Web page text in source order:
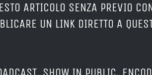
ARTICOLO SENZA PREVIO
UN LINK DIRETTO A